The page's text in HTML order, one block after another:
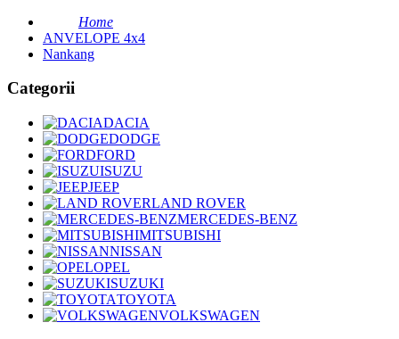
Home
ANVELOPE 4x4
Nankang
Categorii
DACIA
DODGE
FORD
ISUZU
JEEP
LAND ROVER
MERCEDES-BENZ
MITSUBISHI
NISSAN
OPEL
SUZUKI
TOYOTA
VOLKSWAGEN